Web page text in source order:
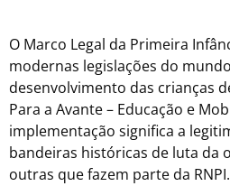
O Marco Legal da Primeira
modernas legislações do
desenvolvimento das crianças
Para a Avante – Educação e
implementação significa a
bandeiras históricas de luta da
outras que fazem parte da RNPI.